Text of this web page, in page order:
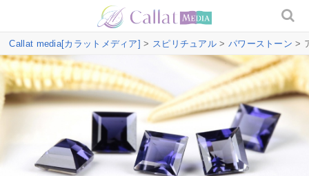
Callat media[カラットメディア] > スピリチュアル > パワーストーン >